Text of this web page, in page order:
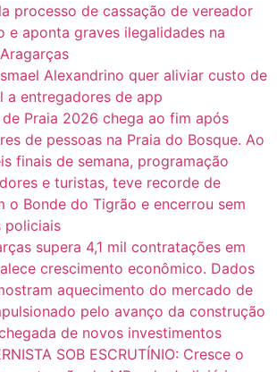
processo de cassação de vereador
e aponta graves ilegalidades na
Alexandrino quer aliviar custo de
a entregadores de app
Praia 2026 chega ao fim após
de pessoas na Praia do Bosque. Ao
finais de semana, programação
e turistas, teve recorde de
o Bonde do Tigrão e encerrou sem
policiais
supera 4,1 mil contratações em
crescimento econômico. Dados
aquecimento do mercado de
pelo avanço da construção
de novos investimentos
SOB ESCRUTÍNIO: Cresce o